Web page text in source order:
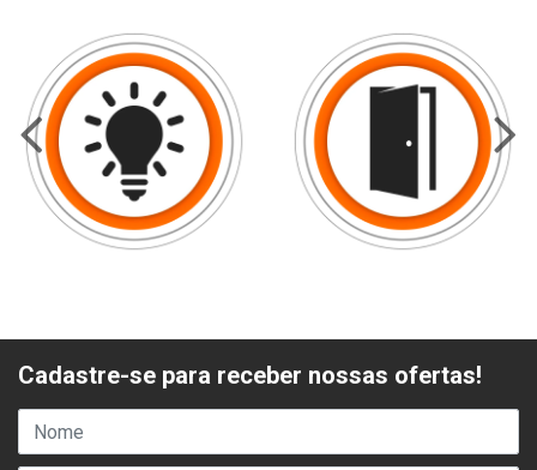
Cadastre-se para receber nossas ofertas!